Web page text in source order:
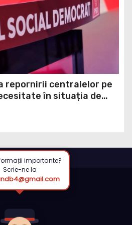
repornirii centralelor pe
în situația de
importante?
Scrie-ne la